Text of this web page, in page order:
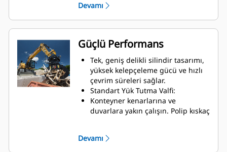
durdurucularıyla büyük yüklerde
tutuşu koruyun veya küçük
malzemeleri toplayın, ayırın,
yerleştirin ve geniş kavramayı
önleyin.
Kir ve diğer ince malzemeleri
iskelet ve gözenekli kovanlar
aracılığıyla dışarı atarak
operatörün yükü iyi görmesini
sağlar.
Malzeme ayırma hızlıdır, sahada
Kovan hareketi sorunsuzdur ve
Devamı
Güçlü Performans
Tek, geniş delikli silindir tasarımı,
yüksek kelepçeleme gücü ve hızlı
çevrim süreleri sağlar.
Standart Yük Tutma Valfi:
Konteyner kenarlarına ve
duvarlara yakın çalışın. Polip kıskaç
boşluk sağlayarak kamyonlarda,
Devamı